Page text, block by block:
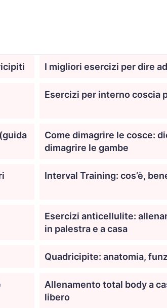
I migliori esercizi per dire
Esercizi per interno coscia
Come dimagrire le cosce:
dimagrire le gambe
Interval Training: cos’è,
Esercizi anticellulite:
in palestra e a casa
Quadricipite: anatomia,
Allenamento total body a
libero